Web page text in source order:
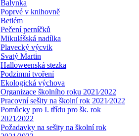
Balynka
Poprvé v knihovně
Betlém
Pečení perníčků
Mikulášská nadílka
Plavecký výcvik
Svatý Martin
Halloweenská stezka
Podzimní tvoření
Ekologická výchova
Organizace školního roku 2021⁄2022
Pracovní sešity na školní rok 2021⁄2022
Pomůcky pro I. třídu pro šk. rok
2021⁄2022
Požadavky na sešity na školní rok